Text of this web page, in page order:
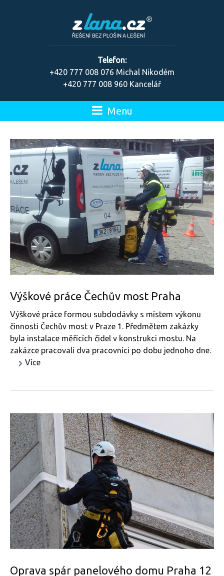
Telefon:
+420 777 008 076 Michal Nikodém
+420 777 008 960 Kancelář
Menu
Výškové práce Čechův most Praha
Výškové práce formou subdodávky s místem výkonu
činnosti Čechův most v Praze 1. Předmětem zakázky
byla instalace měřících čidel v konstrukci mostu. Na
zakázce pracovali dva pracovníci po dobu jednoho dne.
Více
Oprava spár panelového domu Praha 12